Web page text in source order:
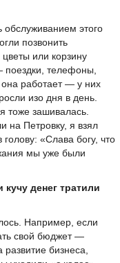
этого
позвонить
или корзину
поездки, телефоны,
работает — у них
изо дня в день.
тоже зашивалась.
на Петровку, я взял
«Слава богу, что
мы уже были
денег тратили
Например, если
свой бюджет —
бизнеса,